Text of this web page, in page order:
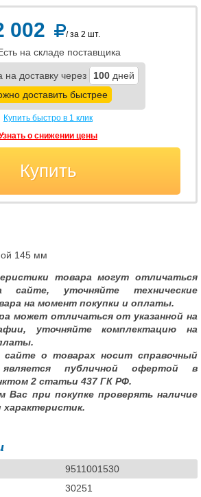
002 / за 2 шт.
на складе поставщика
на доставку через 100 дней
доставить быстрее
Купить быстро в 1 клик
о снижении цены
Купить
145 мм
товара могут отличаться
уточняйте технические
на момент покупки и оплаты.
может отличаться от указанной на
уточняйте комплектацию на
о товарах носит справочный
публичной офертой в
2 статьи 437 ГК РФ.
Вас при покупке проверять наличие
9511001530
30251